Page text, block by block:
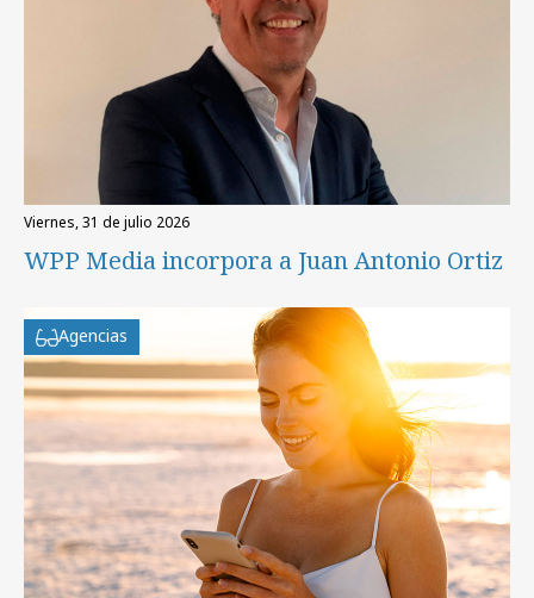
viernes, 31 de julio 2026
WPP Media incorpora a Juan Antonio Ortiz
Agencias